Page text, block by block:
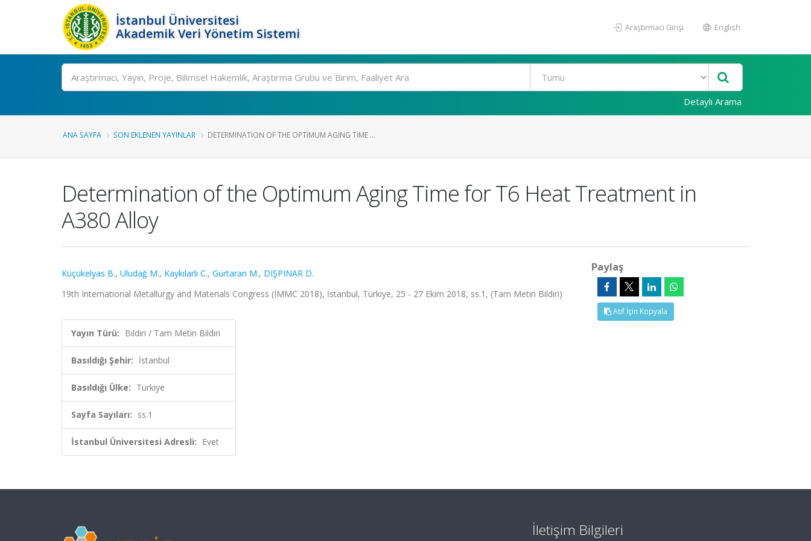
İstanbul Üniversitesi
Akademik Veri Yönetim Sistemi
Araştırmacı Girişi English
Ara
Detaylı Arama
ANA SAYFA SON EKLENEN YAYINLAR DETERMINATION OF THE OPTIMUM AGING TIME ...
Determination of the Optimum Aging Time for T6 Heat Treatment in
A380 Alloy
Küçükelyas B., Uludağ M., Kaykılarlı C., Gürtaran M., DIŞPINAR D.
19th International Metallurgy and Materials Congress (IMMC 2018), İstanbul, Türkiye, 25 - 27 Ekim 2018, ss.1, (Tam Metin Bildiri)
Yayın Türü: Bildiri / Tam Metin Bildiri
Basıldığı Şehir: İstanbul
Basıldığı Ülke: Türkiye
Sayfa Sayıları: ss.1
İstanbul Üniversitesi Adresli: Evet
Paylaş
Atıf İçin Kopyala
İletişim Bilgileri